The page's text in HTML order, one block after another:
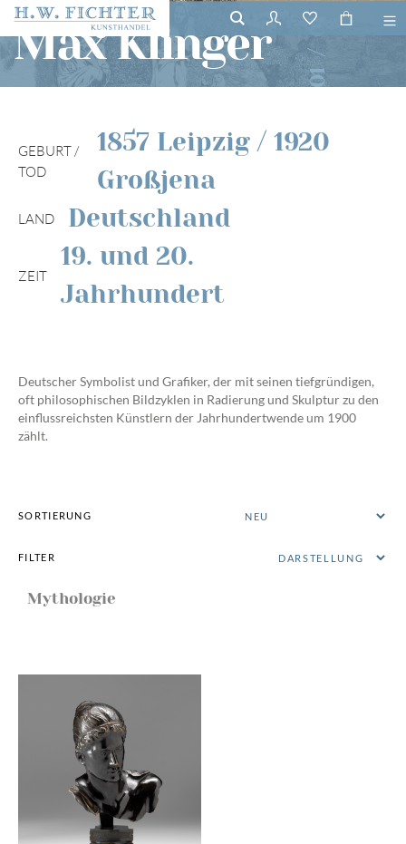
01
/
01
Max Klinger
GEBURT /
TOD
1857 Leipzig / 1920
Großjena
LAND Deutschland
ZEIT
19. und 20.
Jahrhundert
Deutscher Symbolist und Grafiker, der mit seinen tiefgründigen,
oft philosophischen Bildzyklen in Radierung und Skulptur zu den
einflussreichsten Künstlern der Jahrhundertwende um 1900
zählt.
FILTER
Mythologie
SORTIERUNG